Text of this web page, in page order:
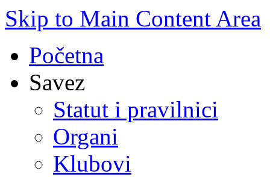
Skip to Main Content Area
Početna
Savez
Statut i pravilnici
Organi
Klubovi